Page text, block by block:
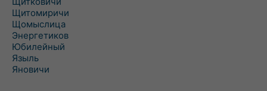
Щитомиричи
Щомыслица
Энергетиков
Юбилейный
Языль
Яновичи